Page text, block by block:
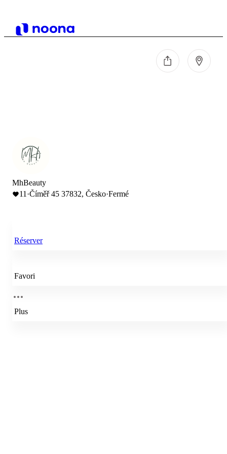
MhBeauty
11 ·Číměř 45 37832, Česko·Fermé
Réserver
Favori
Plus